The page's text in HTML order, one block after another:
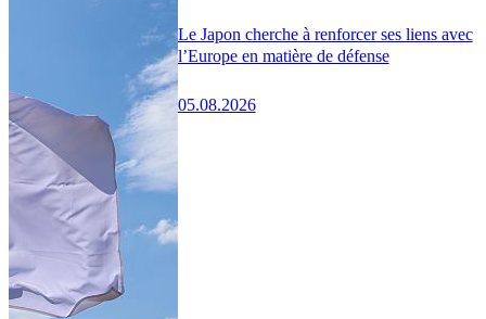
Le Japon cherche à renforcer ses liens avec
l’Europe en matière de défense
05.08.2026